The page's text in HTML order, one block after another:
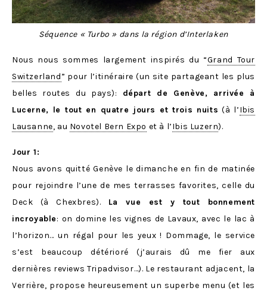
Séquence « Turbo » dans la région d’Interlaken
Nous nous sommes largement inspirés du “Grand Tour
Switzerland” pour l’itinéraire (un site partageant les plus
belles routes du pays): départ de Genève, arrivée à
Lucerne, le tout en quatre jours et trois nuits (à l’Ibis
Lausanne, au Novotel Bern Expo et à l’Ibis Luzern).
Jour 1:
Nous avons quitté Genève le dimanche en fin de matinée
pour rejoindre l’une de mes terrasses favorites, celle du
Deck (à Chexbres). La vue est y tout bonnement
incroyable: on domine les vignes de Lavaux, avec le lac à
l’horizon… un régal pour les yeux ! Dommage, le service
s’est beaucoup détérioré (j’aurais dû me fier aux
dernières reviews Tripadvisor…). Le restaurant adjacent, la
Verrière, propose heureusement un superbe menu (et les